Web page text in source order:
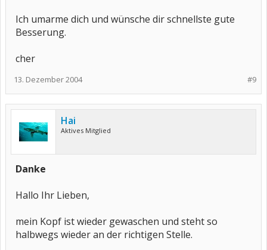
Ich umarme dich und wünsche dir schnellste gute
Besserung.
cher
#9
13. Dezember 2004
Hai
Aktives Mitglied
Danke
Hallo Ihr Lieben,
mein Kopf ist wieder gewaschen und steht so
halbwegs wieder an der richtigen Stelle.